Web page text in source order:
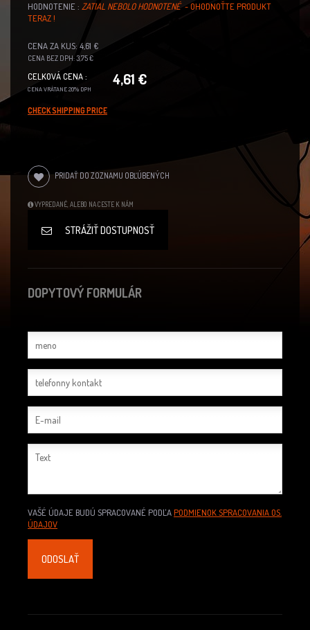
HODNOTENIE : ZATIAL NEBOLO HODNOTENÉ - OHODNOŤTE PRODUKT
TERAZ !
CENA ZA KUS: 4,61 €
CENA BEZ DPH: 3,75 €
CELKOVÁ CENA :
CENA VRÁTANE 20% DPH
4,61 €
CHECK SHIPPING PRICE
PRIDAŤ DO ZOZNAMU OBĽÚBENÝCH
VYPREDANÉ, ALEBO NA CESTE K NÁM
STRÁŽIŤ DOSTUPNOSŤ
DOPYTOVÝ FORMULÁR
VAŠÉ ÚDAJE BUDÚ SPRACOVANÉ PODĽAPODMIENOK SPRACOVANIA OS.
ÚDAJOV